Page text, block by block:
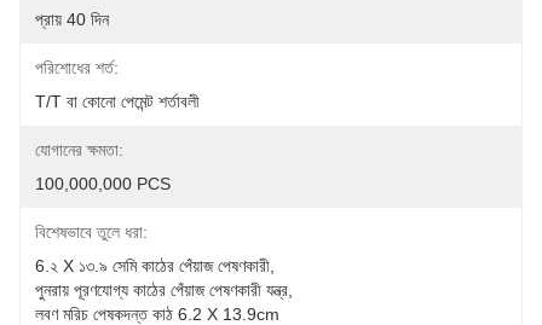
প্রায় 40 দিন
পরিশোধের শর্ত:
T/T বা কোনো পেমেন্ট শর্তাবলী
যোগানের ক্ষমতা:
100,000,000 PCS
বিশেষভাবে তুলে ধরা:
6.২ X ১৩.৯ সেমি কাঠের পেঁয়াজ পেষণকারী
পুনরায় পূরণযোগ্য কাঠের পেঁয়াজ পেষণকারী যন্ত্র
লবণ মরিচ পেষকদন্ত কাঠ 6.2 X 13.9cm